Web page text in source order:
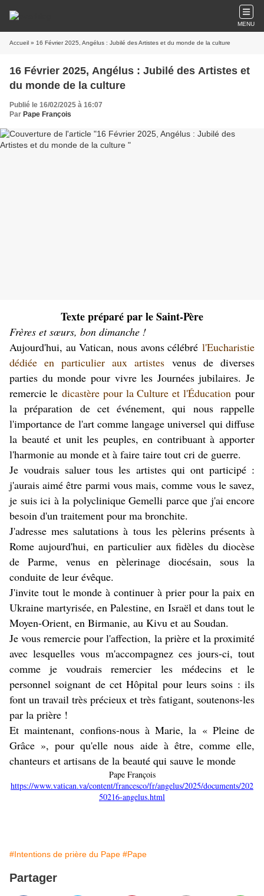
MENU
Accueil » 16 Février 2025, Angélus : Jubilé des Artistes et du monde de la culture
16 Février 2025, Angélus : Jubilé des Artistes et
du monde de la culture
Publié le 16/02/2025 à 16:07
Par Pape François
Texte préparé par le Saint-Père
Frères et sœurs, bon dimanche !
Aujourd'hui, au Vatican, nous avons célébré l'Eucharistie
dédiée en particulier aux artistes venus de diverses
parties du monde pour vivre les Journées jubilaires. Je
remercie le dicastère pour la Culture et l'Éducation pour
la préparation de cet événement, qui nous rappelle
l'importance de l'art comme langage universel qui diffuse
la beauté et unit les peuples, en contribuant à apporter
l'harmonie au monde et à faire taire tout cri de guerre.
Je voudrais saluer tous les artistes qui ont participé :
j'aurais aimé être parmi vous mais, comme vous le savez,
je suis ici à la polyclinique Gemelli parce que j'ai encore
besoin d'un traitement pour ma bronchite.
J'adresse mes salutations à tous les pèlerins présents à
Rome aujourd'hui, en particulier aux fidèles du diocèse
de Parme, venus en pèlerinage diocésain, sous la
conduite de leur évêque.
J'invite tout le monde à continuer à prier pour la paix en
Ukraine martyrisée, en Palestine, en Israël et dans tout le
Moyen-Orient, en Birmanie, au Kivu et au Soudan.
Je vous remercie pour l'affection, la prière et la proximité
avec lesquelles vous m'accompagnez ces jours-ci, tout
comme je voudrais remercier les médecins et le
personnel soignant de cet Hôpital pour leurs soins : ils
font un travail très précieux et très fatigant, soutenons-les
par la prière !
Et maintenant, confions-nous à Marie, la « Pleine de
Grâce », pour qu'elle nous aide à être, comme elle,
chanteurs et artisans de la beauté qui sauve le monde
Pape François
https://www.vatican.va/content/francesco/fr/angelus/2025/documents/202
50216-angelus.html
#Intentions de prière du Pape #Pape
Partager